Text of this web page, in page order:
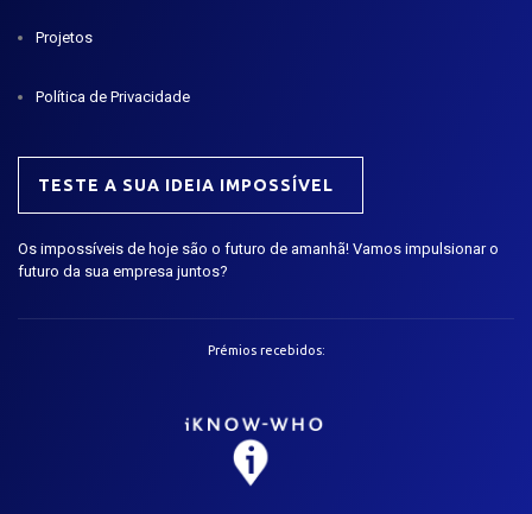
Projetos
Política de Privacidade
TESTE A SUA IDEIA IMPOSSÍVEL
Os impossíveis de hoje são o futuro de amanhã! Vamos impulsionar o
futuro da sua empresa juntos?
Prémios recebidos: